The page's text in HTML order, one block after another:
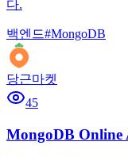
다.
백엔드#MongoDB
당근마켓
45
MongoDB Online